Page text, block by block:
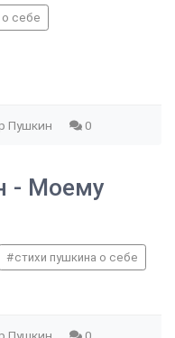
о себе
Пушкин 0
- Моему
стихи пушкина о себе